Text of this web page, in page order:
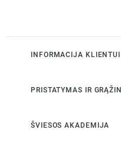
INFORMACIJA KLIENTUI
PRISTATYMAS IR
ŠVIESOS AKADEMIJA